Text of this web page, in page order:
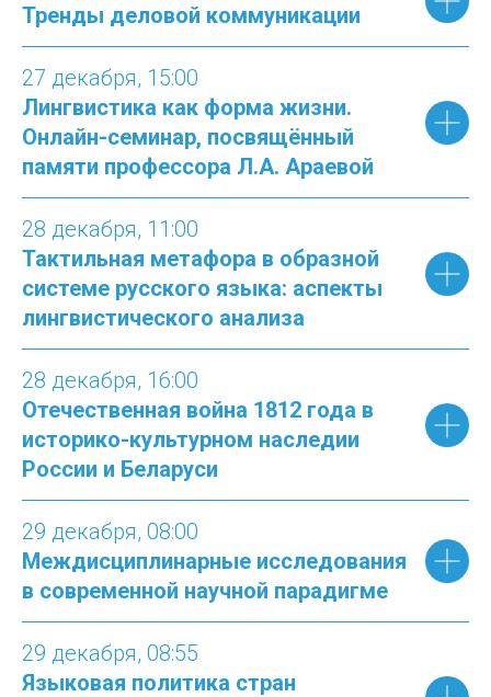
Тренды деловой коммуникации
27 декабря, 15:00
Лингвистика как форма жизни.
Онлайн-семинар, посвящённый
памяти профессора Л.А. Араевой
28 декабря, 11:00
Тактильная метафора в образной
системе русского языка: аспекты
лингвистического анализа
28 декабря, 16:00
Отечественная война 1812 года в
историко-культурном наследии
России и Беларуси
29 декабря, 08:00
Междисциплинарные исследования
в современной научной парадигме
29 декабря, 08:55
Языковая политика стран